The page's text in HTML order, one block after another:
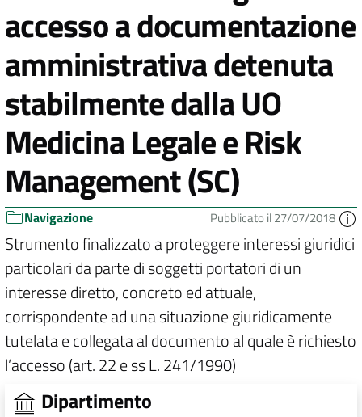
accesso a documentazione
amministrativa detenuta
stabilmente dalla UO
Medicina Legale e Risk
Management (SC)
Navigazione Pubblicato il 27/07/2018
Strumento finalizzato a proteggere interessi giuridici
particolari da parte di soggetti portatori di un
interesse diretto, concreto ed attuale,
corrispondente ad una situazione giuridicamente
tutelata e collegata al documento al quale è richiesto
l’accesso (art. 22 e ss L. 241/1990)
Dipartimento